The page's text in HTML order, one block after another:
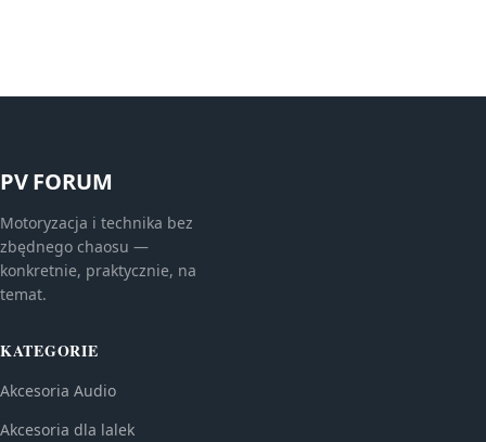
PV FORUM
Motoryzacja i technika bez
zbędnego chaosu —
konkretnie, praktycznie, na
temat.
KATEGORIE
Akcesoria Audio
Akcesoria dla lalek